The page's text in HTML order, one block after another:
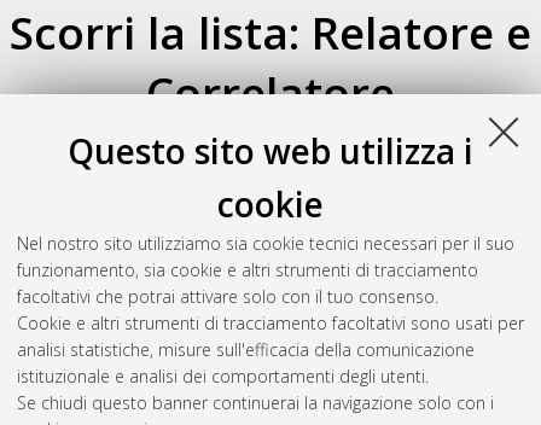
Questo sito web utilizza i
cookie
Nel nostro sito utilizziamo sia cookie tecnici necessari per il suo
funzionamento, sia cookie e altri strumenti di tracciamento
facoltativi che potrai attivare solo con il tuo consenso.
Cookie e altri strumenti di tracciamento facoltativi sono usati per
analisi statistiche, misure sull'efficacia della comunicazione
istituzionale e analisi dei comportamenti degli utenti.
Se chiudi questo banner continuerai la navigazione solo con i
Scorri la lista: Relatore e
Correlatore
Su di un livello
Seleziona un valore dall'elenco sottostante.
2023(2)
2022(1)
2021 (2)
2019(1)
2016(1)
2012(1)